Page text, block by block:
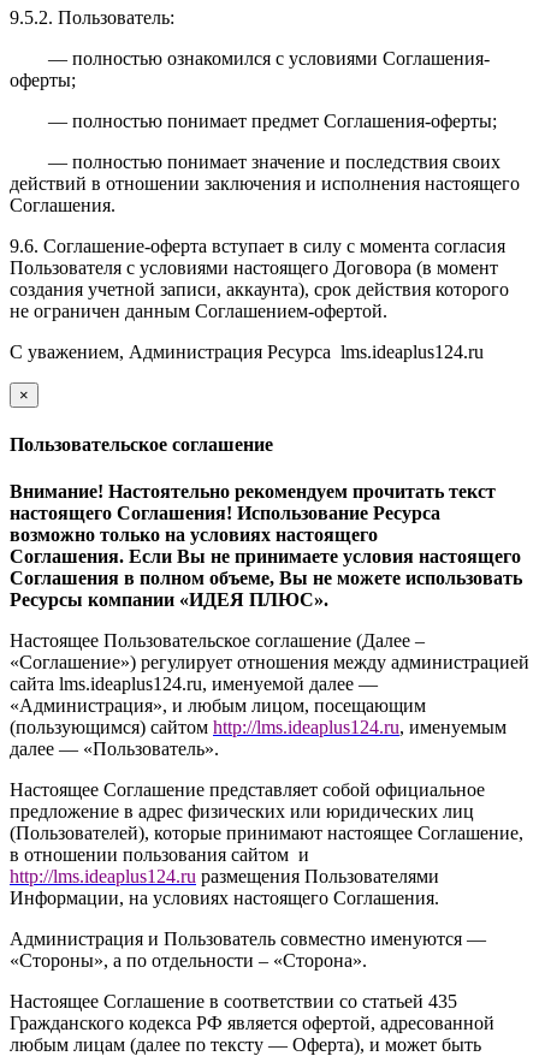
9.5.2. Пользователь:
— полностью ознакомился с условиями Соглашения-
оферты;
— полностью понимает предмет Соглашения-оферты;
— полностью понимает значение и последствия своих
действий в отношении заключения и исполнения настоящего
Соглашения.
9.6. Соглашение-оферта вступает в силу с момента согласия
Пользователя с условиями настоящего Договора (в момент
создания учетной записи, аккаунта), срок действия которого
не ограничен данным Соглашением-офертой.
С уважением, Администрация Ресурса lms.ideaplus124.ru
×
закрыть
Пользовательское соглашение
Внимание! Настоятельно рекомендуем прочитать текст
настоящего Соглашения! Использование Ресурса
возможно только на условиях настоящего
Соглашения. Если Вы не принимаете условия настоящего
Соглашения в полном объеме, Вы не можете использовать
Ресурсы компании «ИДЕЯ ПЛЮС».
Настоящее Пользовательское соглашение (Далее –
«Соглашение») регулирует отношения между администрацией
сайта lms.ideaplus124.ru, именуемой далее —
«Администрация», и любым лицом, посещающим
(пользующимся) сайтом http://lms.ideaplus124.ru, именуемым
далее — «Пользователь».
Настоящее Соглашение представляет собой официальное
предложение в адрес физических или юридических лиц
(Пользователей), которые принимают настоящее Соглашение,
в отношении пользования сайтом и
http://lms.ideaplus124.ru размещения Пользователями
Информации, на условиях настоящего Соглашения.
Администрация и Пользователь совместно именуются —
«Стороны», а по отдельности – «Сторона».
Настоящее Соглашение в соответствии со статьей 435
Гражданского кодекса РФ является офертой, адресованной
любым лицам (далее по тексту — Оферта), и может быть